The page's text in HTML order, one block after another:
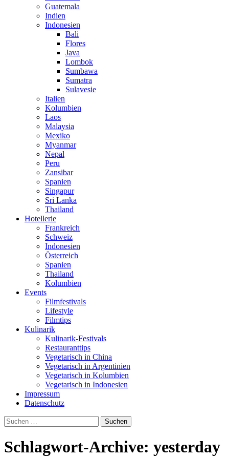
Guatemala
Indien
Indonesien
Bali
Flores
Java
Lombok
Sumbawa
Sumatra
Sulavesie
Italien
Kolumbien
Laos
Malaysia
Mexiko
Myanmar
Nepal
Peru
Zansibar
Spanien
Singapur
Sri Lanka
Thailand
Hotellerie
Frankreich
Schweiz
Indonesien
Österreich
Spanien
Thailand
Kolumbien
Events
Filmfestivals
Lifestyle
Filmtips
Kulinarik
Kulinarik-Festivals
Restauranttips
Vegetarisch in China
Vegetarisch in Argentinien
Vegetarisch in Kolumbien
Vegetarisch in Indonesien
Impressum
Datenschutz
Suchen
nach:
Schlagwort-Archive: yesterday